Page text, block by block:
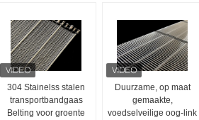
304 Stainelss stalen
transportbandgaas
Belting voor groente
Duurzame, op maat
gemaakte,
voedselveilige oog-link